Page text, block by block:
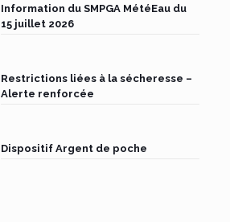
Information du SMPGA MétéEau du
15 juillet 2026
Restrictions liées à la sécheresse –
Alerte renforcée
Dispositif Argent de poche